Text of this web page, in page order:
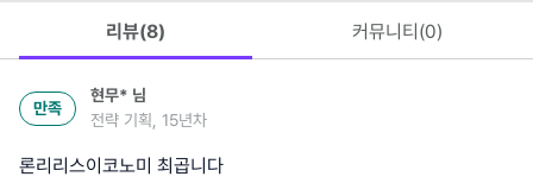
리뷰(8) 커뮤니티(0)
만족
현무* 님
전략 기획, 15년차
론리리스이코노미 최곱니다